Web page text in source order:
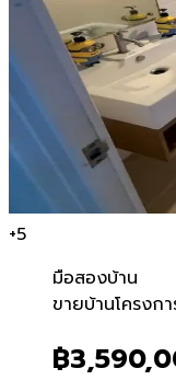
+5
มือสองบ้าน
ขายบ้า
ขายบ้านโครงก
฿